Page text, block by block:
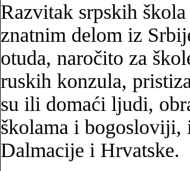
Razvitak srpskih
znatnim delom iz
otuda, naročito za
ruskih konzula,
su ili domaći ljudi,
školama i bogosloviji,
Dalmacije i Hrvatske.